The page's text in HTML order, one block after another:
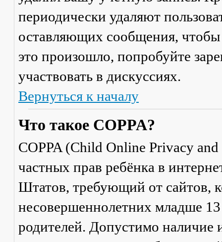
периодически удаляют
оставляющих сообщения,
это произошло, попробуйте
участвовать в дискуссиях.
Вернуться к началу
Что такое COPPA?
COPPA (Child Online Privacy
частных прав ребёнка в
Штатов, требующий от сайтов,
несовершеннолетних младше 13
родителей. Допустимо наличие